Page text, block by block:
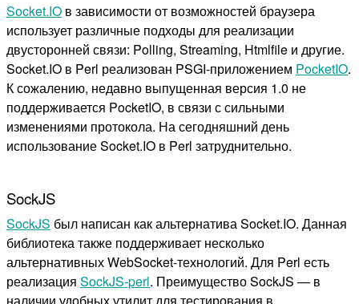
Socket.IO в зависимости от возможностей браузера
использует различные подходы для реализации
двусторонней связи: Polling, Streaming, Htmlfile и другие.
Socket.IO в Perl реализован PSGI-приложением PocketIO.
К сожалению, недавно выпущенная версия 1.0 не
поддерживается PocketIO, в связи с сильными
изменениями протокола. На сегодняшний день
использование Socket.IO в Perl затруднительно.
SockJS
SockJS был написан как альтернатива Socket.IO. Данная
библиотека также поддерживает несколько
альтернативных WebSocket-технологий. Для Perl есть
реализация SockJS-perl. Преимущество SockJS — в